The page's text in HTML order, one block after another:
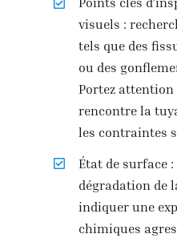
visuels :
tels que des
ou des
Portez
rencontre la
les contraintes
État de surface
dégradation de
indiquer une
chimiques